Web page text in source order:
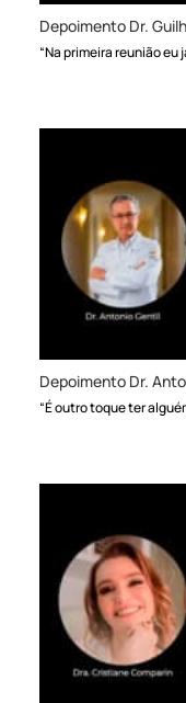
Depoimento Dr.
“Na primeira reunião eu
Depoimento Dr.
“É outro toque ter